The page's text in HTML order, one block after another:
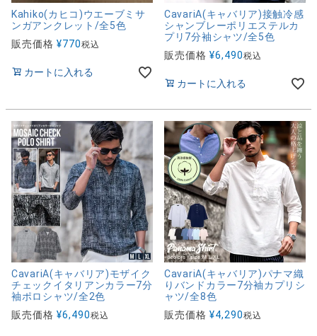
Kahiko(カヒコ)ウエーブミサ
ンガアンクレット/全5色
販売価格 ¥770税込
カートに入れる
CavariA(キャバリア)接触冷感
シャンブレーポリエステルカ
プリ7分袖シャツ/全5色
販売価格 ¥6,490税込
カートに入れる
CavariA(キャバリア)モザイク
チェックイタリアンカラー7分
袖ポロシャツ/全2色
販売価格 ¥6,490税込
CavariA(キャバリア)パナマ織
りバンドカラー7分袖カプリシ
ャツ/全8色
販売価格 ¥4,290税込